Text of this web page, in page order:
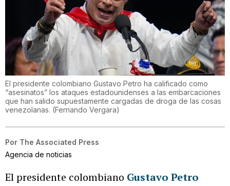
El presidente colombiano Gustavo Petro ha calificado como
“asesinatos” los ataques estadounidenses a las embarcaciones
que han salido supuestamente cargadas de droga de las cosas
venezolanas. (Fernando Vergara)
Por The Associated Press
Agencia de noticias
El presidente colombiano Gustavo Petro